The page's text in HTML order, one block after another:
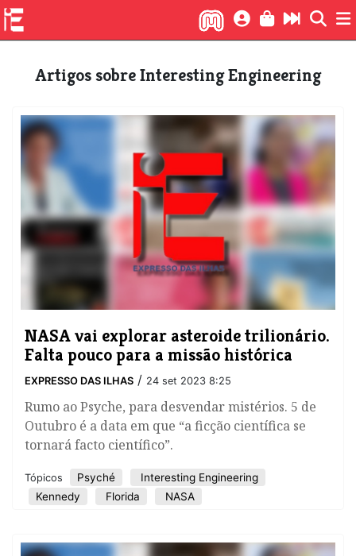
Artigos sobre Interesting Engineering
NASA vai explorar asteroide trilionário.
Falta pouco para a missão histórica
EXPRESSO DAS ILHAS / 24 set 2023 8:25
Rumo ao Psyche, para desvendar mistérios. 5 de
Outubro é a data em que “a ficção científica se
tornará facto científico”.
Tópicos Psyché
Interesting Engineering
Kennedy
Florida NASA